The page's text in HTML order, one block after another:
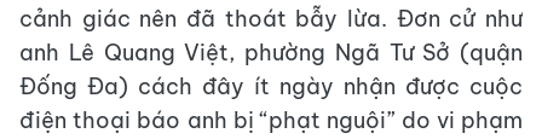
cảnh giác nên đã thoát bẫy lừa. Đơn cử như
anh Lê Quang Việt, phường Ngã Tư Sở (quận
Đống Đa) cách đây ít ngày nhận được cuộc
điện thoại báo anh bị “phạt nguội” do vi phạm